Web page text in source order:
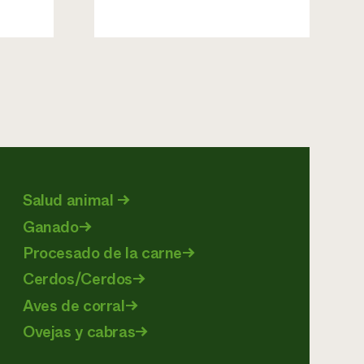
Salud animal →
Ganado→
Procesado de la carne→
Cerdos/Cerdos→
Aves de corral→
Ovejas y cabras→